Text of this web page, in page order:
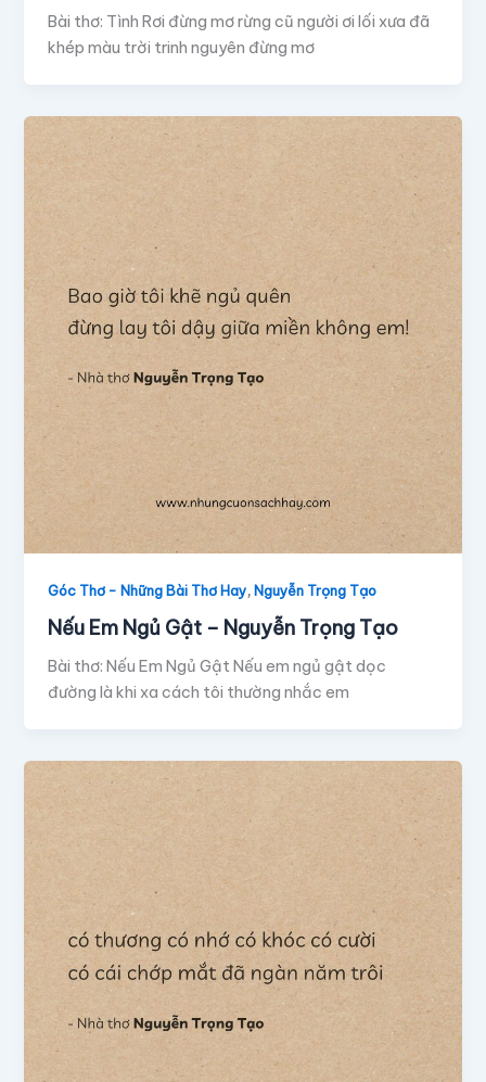
Bài thơ: Tình Rơi đừng mơ rừng cũ người ơi lối xưa đã
khép màu trời trinh nguyên đừng mơ
Góc Thơ - Những Bài Thơ Hay,Nguyễn Trọng Tạo
Nếu Em Ngủ Gật – Nguyễn Trọng Tạo
Bài thơ: Nếu Em Ngủ Gật Nếu em ngủ gật dọc
đường là khi xa cách tôi thường nhắc em